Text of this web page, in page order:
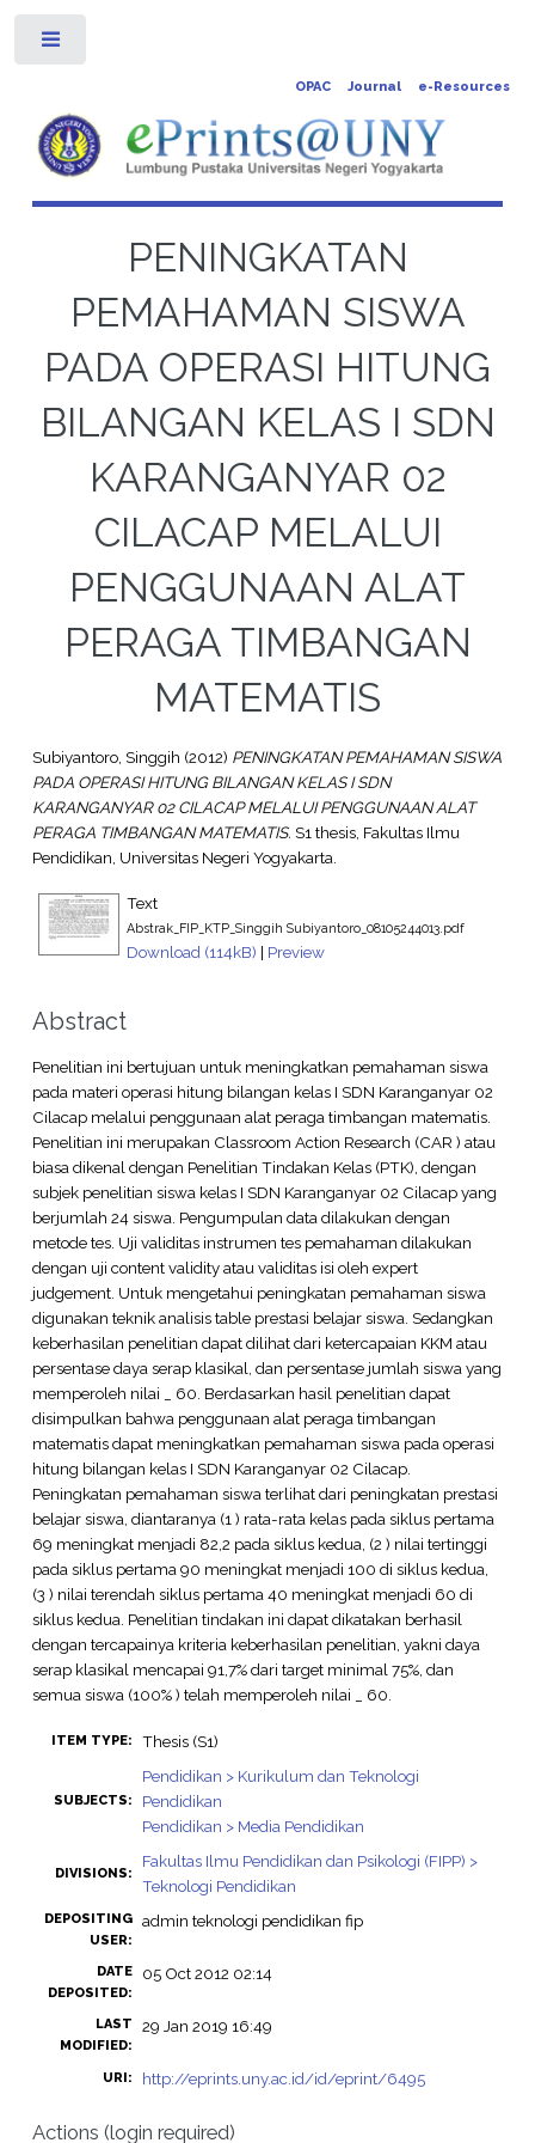
OPAC Journal e-Resources
PENINGKATAN
PEMAHAMAN SISWA
PADA OPERASI HITUNG
BILANGAN KELAS I SDN
KARANGANYAR 02
CILACAP MELALUI
PENGGUNAAN ALAT
PERAGA TIMBANGAN
MATEMATIS
Subiyantoro, Singgih (2012) PENINGKATAN PEMAHAMAN SISWA
PADA OPERASI HITUNG BILANGAN KELAS I SDN
KARANGANYAR 02 CILACAP MELALUI PENGGUNAAN ALAT
PERAGA TIMBANGAN MATEMATIS. S1 thesis, Fakultas Ilmu
Pendidikan, Universitas Negeri Yogyakarta.
Text
Abstrak_FIP_KTP_Singgih Subiyantoro_08105244013.pdf
Download (114kB) | Preview
Abstract
Penelitian ini bertujuan untuk meningkatkan pemahaman siswa
pada materi operasi hitung bilangan kelas I SDN Karanganyar 02
Cilacap melalui penggunaan alat peraga timbangan matematis.
Penelitian ini merupakan Classroom Action Research (CAR ) atau
biasa dikenal dengan Penelitian Tindakan Kelas (PTK), dengan
subjek penelitian siswa kelas I SDN Karanganyar 02 Cilacap yang
berjumlah 24 siswa. Pengumpulan data dilakukan dengan
metode tes. Uji validitas instrumen tes pemahaman dilakukan
dengan uji content validity atau validitas isi oleh expert
judgement. Untuk mengetahui peningkatan pemahaman siswa
digunakan teknik analisis table prestasi belajar siswa. Sedangkan
keberhasilan penelitian dapat dilihat dari ketercapaian KKM atau
persentase daya serap klasikal, dan persentase jumlah siswa yang
memperoleh nilai _ 60. Berdasarkan hasil penelitian dapat
disimpulkan bahwa penggunaan alat peraga timbangan
matematis dapat meningkatkan pemahaman siswa pada operasi
hitung bilangan kelas I SDN Karanganyar 02 Cilacap.
Peningkatan pemahaman siswa terlihat dari peningkatan prestasi
belajar siswa, diantaranya (1 ) rata-rata kelas pada siklus pertama
69 meningkat menjadi 82,2 pada siklus kedua, (2 ) nilai tertinggi
pada siklus pertama 90 meningkat menjadi 100 di siklus kedua,
(3 ) nilai terendah siklus pertama 40 meningkat menjadi 60 di
siklus kedua. Penelitian tindakan ini dapat dikatakan berhasil
dengan tercapainya kriteria keberhasilan penelitian, yakni daya
serap klasikal mencapai 91,7% dari target minimal 75%, dan
semua siswa (100% ) telah memperoleh nilai _ 60.
ITEM TYPE: Thesis (S1)
SUBJECTS:
Pendidikan > Kurikulum dan Teknologi
Pendidikan
Pendidikan > Media Pendidikan
DIVISIONS:
Fakultas Ilmu Pendidikan dan Psikologi (FIPP) >
Teknologi Pendidikan
DEPOSITING
USER:
admin teknologi pendidikan fip
DATE
DEPOSITED:
05 Oct 2012 02:14
LAST
MODIFIED:
29 Jan 2019 16:49
URI: http://eprints.uny.ac.id/id/eprint/6495
Actions (login required)